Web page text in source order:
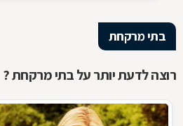
בתי מרקחת
רוצה לדעת יותר על בתי מרקחת ?